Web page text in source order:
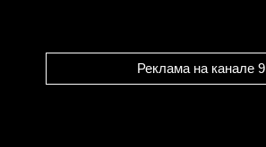
Реклама на канале 9